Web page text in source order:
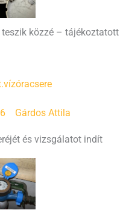
közzé – tájékoztatott
vízóracsere
Gárdos Attila
és vizsgálatot indít